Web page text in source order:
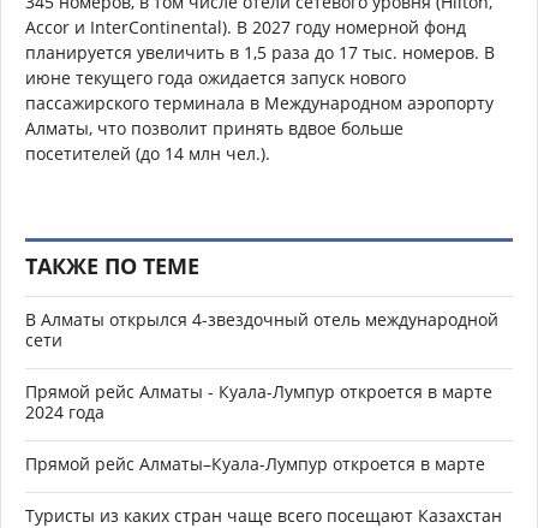
Аccor и InterContinental). В 2027 году номерной фонд
планируется увеличить в 1,5 раза до 17 тыс. номеров. В
июне текущего года ожидается запуск нового
пассажирского терминала в Международном аэропорту
Алматы, что позволит принять вдвое больше
посетителей (до 14 млн чел.).
ТАКЖЕ ПО ТЕМЕ
В Алматы открылся 4-звездочный отель международной
сети
Прямой рейс Алматы - Куала-Лумпур откроется в марте
2024 года
Прямой рейс Алматы–Куала-Лумпур откроется в марте
Туристы из каких стран чаще всего посещают Казахстан